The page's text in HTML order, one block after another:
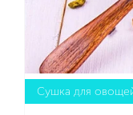
Сушка для